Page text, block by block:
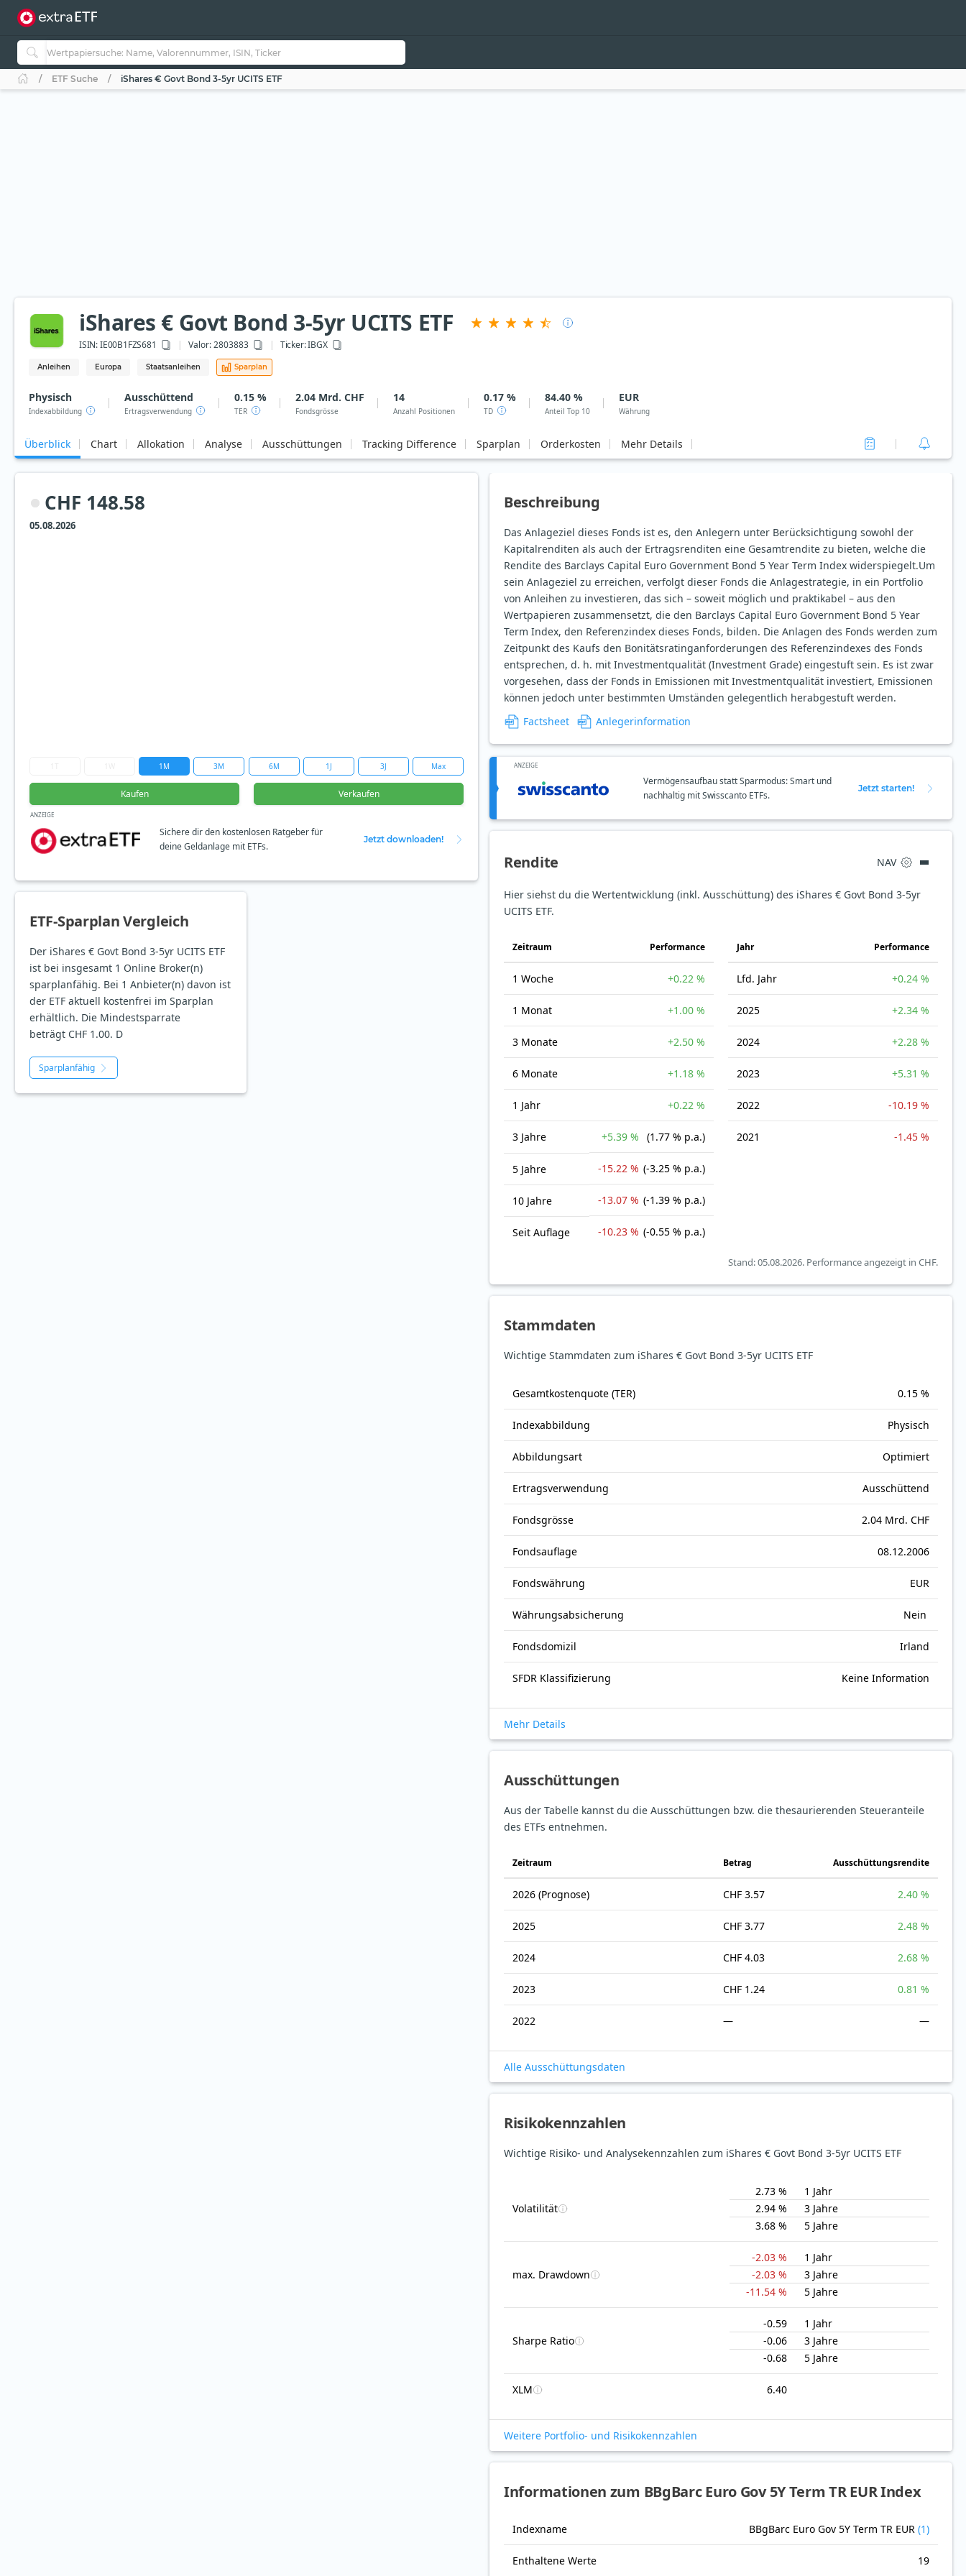
ETF Suche iShares € Govt Bond 3-5yr UCITS ETF
iShares € Govt Bond 3-5yr UCITS ETF
ISIN:IE00B1FZS681 Valor: 2803883 Ticker:IBGX
Anleihen Europa Staatsanleihen Sparplan
Physisch
Indexabbildung
Ausschüttend
Ertragsverwendung
0.15 %
TER
2.04 Mrd. CHF
Fondsgrösse
14
Anzahl Positionen
0.17 %
TD
84.40 %
Anteil Top 10
EUR
Währung
Überblick Chart Allokation Analyse Ausschüttungen Tracking Difference Sparplan Orderkosten Mehr Details
CHF 148.58
05.08.2026
1M 3M 6M 1J 3J Max
Kaufen Verkaufen
ANZEIGE
Sichere dir den kostenlosen Ratgeber für
deine Geldanlage mit ETFs.
Jetzt downloaden!
ETF-Sparplan Vergleich
Der iShares € Govt Bond 3-5yr UCITS ETF
ist bei insgesamt 1 Online Broker(n)
sparplanfähig. Bei 1 Anbieter(n) davon ist
der ETF aktuell kostenfrei im Sparplan
erhältlich. Die Mindestsparrate
beträgt CHF 1.00. D
Sparplanfähig
Beschreibung
Das Anlageziel dieses Fonds ist es, den Anlegern unter Berücksichtigung sowohl der
Kapitalrenditen als auch der Ertragsrenditen eine Gesamtrendite zu bieten, welche die
Rendite des Barclays Capital Euro Government Bond 5 Year Term Index widerspiegelt.Um
sein Anlageziel zu erreichen, verfolgt dieser Fonds die Anlagestrategie, in ein Portfolio
von Anleihen zu investieren, das sich – soweit möglich und praktikabel – aus den
Wertpapieren zusammensetzt, die den Barclays Capital Euro Government Bond 5 Year
Term Index, den Referenzindex dieses Fonds, bilden. Die Anlagen des Fonds werden zum
Zeitpunkt des Kaufs den Bonitätsratinganforderungen des Referenzindexes des Fonds
entsprechen, d. h. mit Investmentqualität (Investment Grade) eingestuft sein. Es ist zwar
vorgesehen, dass der Fonds in Emissionen mit Investmentqualität investiert, Emissionen
können jedoch unter bestimmten Umständen gelegentlich herabgestuft werden.
Factsheet
Anlegerinformation
ANZEIGE
Vermögensaufbau statt Sparmodus: Smart und
nachhaltig mit Swisscanto ETFs.
Jetzt starten!
Rendite NAV
Hier siehst du die Wertentwicklung (inkl. Ausschüttung) des iShares € Govt Bond 3-5yr
UCITS ETF.
Zeit­raum Perfor­mance
1 Woche +0.22 %
1 Monat +1.00 %
3 Monate +2.50 %
6 Monate +1.18 %
1 Jahr +0.22 %
3 Jahre +5.39 % (1.77 % p.a.)
5 Jahre -15.22 % (-3.25 % p.a.)
10 Jahre -13.07 % (-1.39 % p.a.)
Seit Auflage -10.23 % (-0.55 % p.a.)
Jahr Perfor­mance
Lfd. Jahr +0.24 %
2025 +2.34 %
2024 +2.28 %
2023 +5.31 %
2022 -10.19 %
2021 -1.45 %
Stand: 05.08.2026. Performance angezeigt in CHF.
Stammdaten
Wichtige Stammdaten zum iShares € Govt Bond 3-5yr UCITS ETF
Gesamt­kosten­quote (TER) 0.15 %
Index­abbildung Physisch
Abbildungs­art Optimiert
Ertrags­verwendung Ausschüttend
Fonds­grösse 2.04 Mrd. CHF
Fonds­auflage 08.12.2006
Fonds­währung EUR
Währungsabsicherung Nein
Fondsdomizil Irland
SFDR Klassifizierung Keine Information
Mehr Details
Ausschüttungen
Aus der Tabelle kannst du die Ausschüttungen bzw. die thesaurierenden Steueranteile
des ETFs entnehmen.
Zeitraum Betrag Ausschüttungsrendite
2026 (Prognose) CHF 3.57 2.40 %
2025 CHF 3.77 2.48 %
2024 CHF 4.03 2.68 %
2023 CHF 1.24 0.81 %
2022 — —
Alle Ausschüttungsdaten
Risikokennzahlen
Wichtige Risiko- und Analysekennzahlen zum iShares € Govt Bond 3-5yr UCITS ETF
Volatilität
2.73 %
1 Jahr
2.94 %
3 Jahre
3.68 %
5 Jahre
max. Drawdown
-2.03 %
1 Jahr
-2.03 %
3 Jahre
-11.54 %
5 Jahre
Sharpe Ratio
-0.59
1 Jahr
-0.06
3 Jahre
-0.68
5 Jahre
XLM 6.40
Weitere Portfolio- und Risikokennzahlen
Informationen zum BBgBarc Euro Gov 5Y Term TR EUR Index
Indexname BBgBarc Euro Gov 5Y Term TR EUR (1)
Enthaltene Werte 19